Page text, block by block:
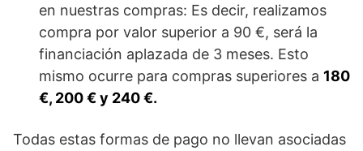
en nuestras compras: Es decir, realizamos
compra por valor superior a 90 €, será la
financiación aplazada de 3 meses. Esto
mismo ocurre para compras superiores a 180
€, 200 € y 240 €.
Todas estas formas de pago no llevan asociadas